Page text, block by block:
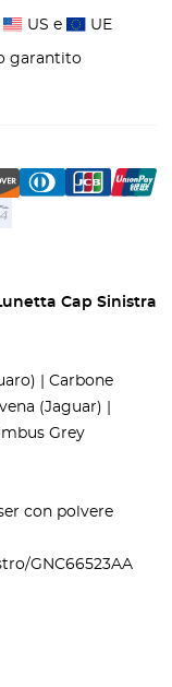
US e UE
garantito
Cap Sinistra
| Carbone
(Jaguar) |
Grey
con polvere
GNC66523AA